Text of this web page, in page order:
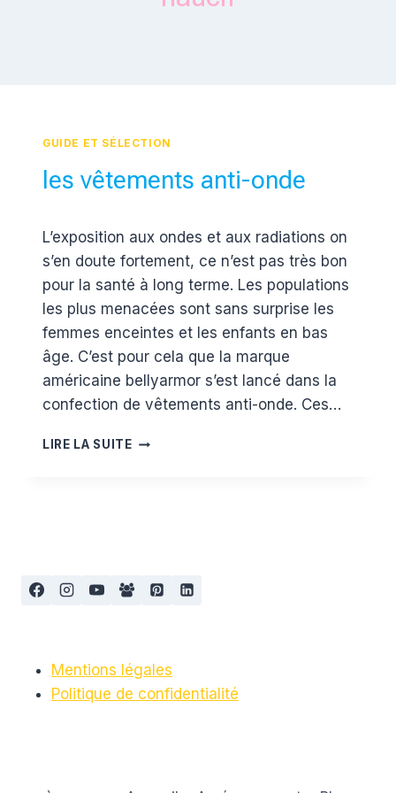
GUIDE ET SÉLECTION
les vêtements anti-onde
Estelle
L’exposition aux ondes et aux radiations on
s’en doute fortement, ce n’est pas très bon
pour la santé à long terme. Les populations
les plus menacées sont sans surprise les
femmes enceintes et les enfants en bas
âge. C’est pour cela que la marque
américaine bellyarmor s’est lancé dans la
confection de vêtements anti-onde. Ces…
LIRE LA SUITELES
Mentions légales
Politique de confidentialité